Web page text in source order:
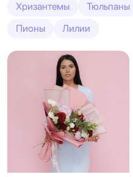
Хризантемы Тюльпаны
Пионы
Лилии